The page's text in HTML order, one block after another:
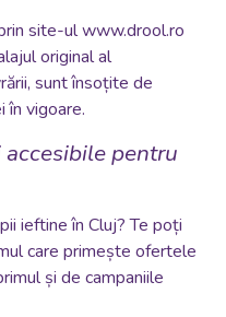
site-ul www.drool.ro
original al
sunt însoțite de
în vigoare.
pentru
ieftine în Cluj? Te poți
care primește ofertele
și de campaniile